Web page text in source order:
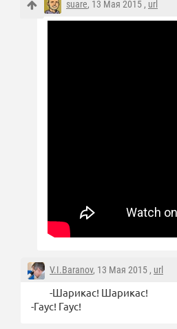
suare, 13 Мая 2015 , url
V.I.Baranov, 13 Мая 2015 , url
-Шарикас! Шарикас!
-Гаус! Гаус!